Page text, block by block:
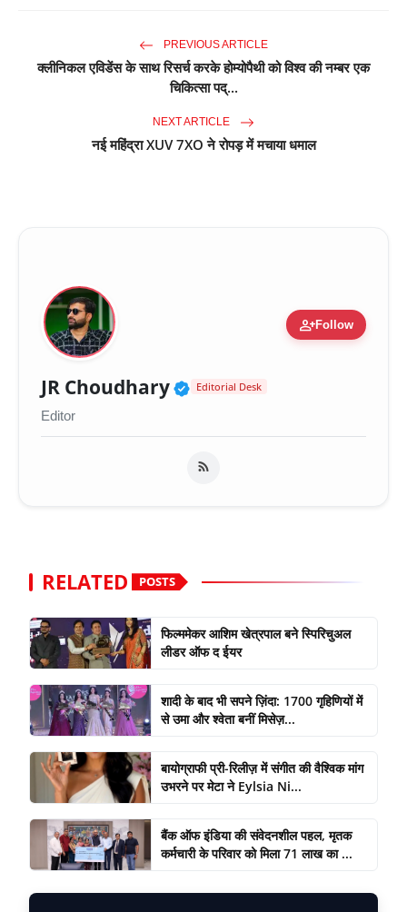
PREVIOUS ARTICLE
क्लीनिकल एविडेंस के साथ रिसर्च करके होम्योपैथी को विश्व की नम्बर एक
चिकित्सा पद्...
NEXT ARTICLE
नई महिंद्रा XUV 7XO ने रोपड़ में मचाया धमाल
person_addFollow
JR Choudhary Verified Public Figure
Editorial Desk
Editor
RELATED POSTS
फिल्ममेकर आशिम खेत्रपाल बने स्पिरिचुअल
लीडर ऑफ द ईयर
शादी के बाद भी सपने ज़िंदा: 1700 गृहिणियों में
से उमा और श्वेता बनीं मिसेज़...
बायोग्राफी प्री-रिलीज़ में संगीत की वैश्विक मांग
उभरने पर मेटा ने Eylsia Ni...
बैंक ऑफ इंडिया की संवेदनशील पहल, मृतक
कर्मचारी के परिवार को मिला 71 लाख का ...